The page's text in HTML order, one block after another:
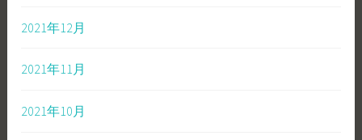
2021年12月
2021年11月
2021年10月